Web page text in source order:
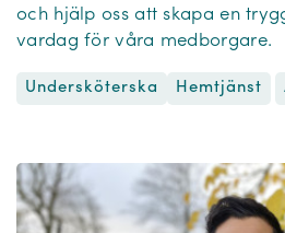
och hjälp oss att skapa en
vardag för våra medborgare.
Undersköterska Hemtjänst